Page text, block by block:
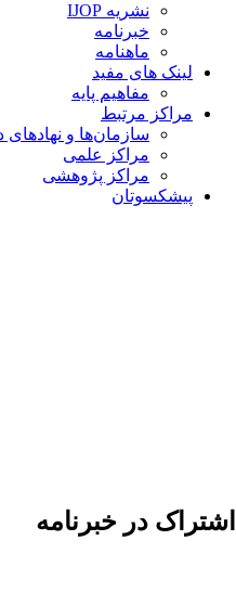
نشریه IJOP
خبرنامه
ماهنامه
لینک های مفید
مفاهیم پایه
مراکز مرتبط
سازمان‌ها و نهادهای
مراکز علمی
مراکز پژوهشی
پیشکسوتان
اشتراک در خبرنامه